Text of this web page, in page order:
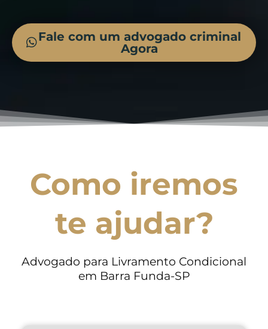
Fale com um advogado criminal
Agora
Como iremos
te ajudar?
Advogado para Livramento Condicional
em Barra Funda-SP